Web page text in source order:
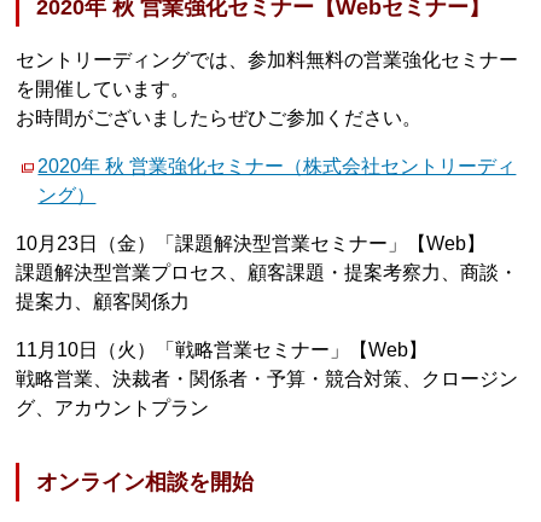
2020年 秋 営業強化セミナー【Webセミナー】
セントリーディングでは、参加料無料の営業強化セミナー
を開催しています。
お時間がございましたらぜひご参加ください。
2020年 秋 営業強化セミナー（株式会社セントリーディ
ング）
10月23日（金）「課題解決型営業セミナー」【Web】
課題解決型営業プロセス、顧客課題・提案考察力、商談・
提案力、顧客関係力
11月10日（火）「戦略営業セミナー」【Web】
戦略営業、決裁者・関係者・予算・競合対策、クロージン
グ、アカウントプラン
オンライン相談を開始